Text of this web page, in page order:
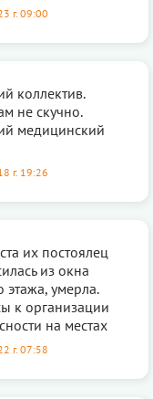
г. 09:00
коллектив.
не скучно.
медицинский
г. 19:26
их постоялец
из окна
этажа, умерла.
к организации
на местах
г. 07:58